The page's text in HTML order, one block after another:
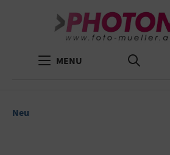
MENU
Neu